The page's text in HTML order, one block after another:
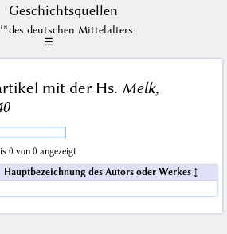
Geschichts­quellen
des deutschen Mittelalters
☰
mit der Hs. Melk,
0 von 0 angezeigt
Hauptbezeichnung des Autors oder Werkes